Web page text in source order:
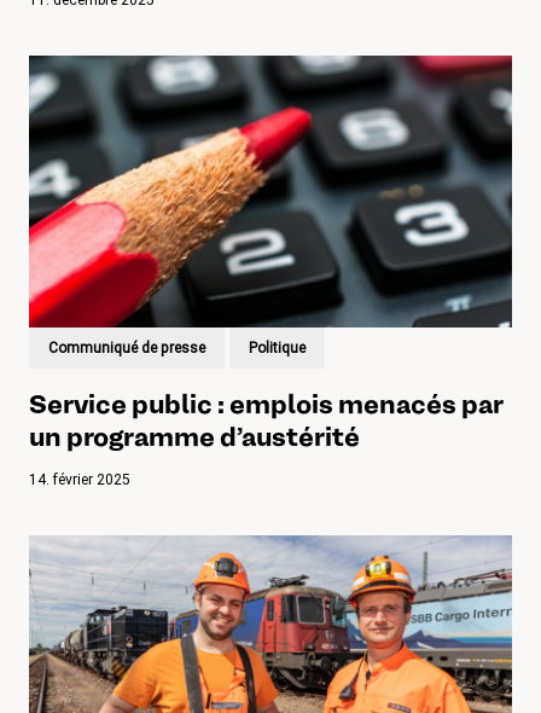
Communiqué de presse Politique
Service public : emplois menacés par
un programme d’austérité
14. février 2025